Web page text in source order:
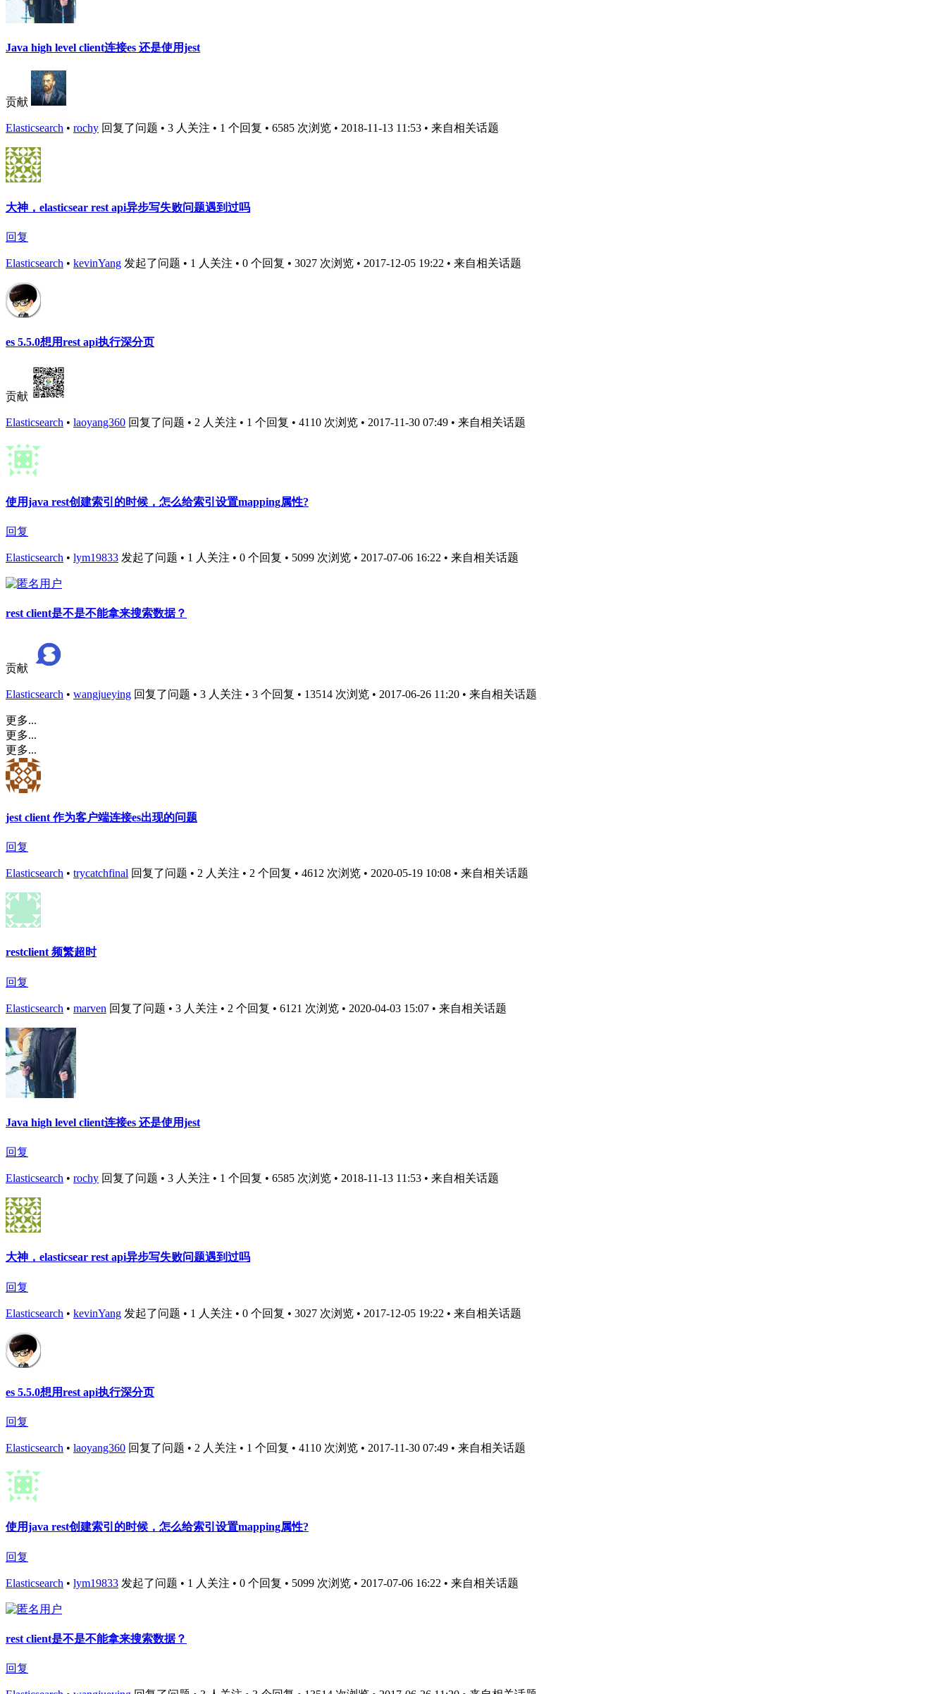
Java high level client连接es 还是使用jest
贡献
Elasticsearch • rochy 回复了问题 • 3 人关注 • 1 个回复 • 6585 次浏览 • 2018-11-13 11:53 • 来自相关话题
大神，elasticsear rest api异步写失败问题遇到过吗
回复
Elasticsearch • kevinYang 发起了问题 • 1 人关注 • 0 个回复 • 3027 次浏览 • 2017-12-05 19:22 • 来自相关话题
es 5.5.0想用rest api执行深分页
贡献
Elasticsearch • laoyang360 回复了问题 • 2 人关注 • 1 个回复 • 4110 次浏览 • 2017-11-30 07:49 • 来自相关话题
使用java rest创建索引的时候，怎么给索引设置mapping属性?
回复
Elasticsearch • lym19833 发起了问题 • 1 人关注 • 0 个回复 • 5099 次浏览 • 2017-07-06 16:22 • 来自相关话题
rest client是不是不能拿来搜索数据？
贡献
Elasticsearch • wangjueying 回复了问题 • 3 人关注 • 3 个回复 • 13514 次浏览 • 2017-06-26 11:20 • 来自相关话题
更多...
更多...
更多...
jest client 作为客户端连接es出现的问题
回复
Elasticsearch • trycatchfinal 回复了问题 • 2 人关注 • 2 个回复 • 4612 次浏览 • 2020-05-19 10:08 • 来自相关话题
restclient 频繁超时
回复
Elasticsearch • marven 回复了问题 • 3 人关注 • 2 个回复 • 6121 次浏览 • 2020-04-03 15:07 • 来自相关话题
Java high level client连接es 还是使用jest
回复
Elasticsearch • rochy 回复了问题 • 3 人关注 • 1 个回复 • 6585 次浏览 • 2018-11-13 11:53 • 来自相关话题
大神，elasticsear rest api异步写失败问题遇到过吗
回复
Elasticsearch • kevinYang 发起了问题 • 1 人关注 • 0 个回复 • 3027 次浏览 • 2017-12-05 19:22 • 来自相关话题
es 5.5.0想用rest api执行深分页
回复
Elasticsearch • laoyang360 回复了问题 • 2 人关注 • 1 个回复 • 4110 次浏览 • 2017-11-30 07:49 • 来自相关话题
使用java rest创建索引的时候，怎么给索引设置mapping属性?
回复
Elasticsearch • lym19833 发起了问题 • 1 人关注 • 0 个回复 • 5099 次浏览 • 2017-07-06 16:22 • 来自相关话题
rest client是不是不能拿来搜索数据？
回复